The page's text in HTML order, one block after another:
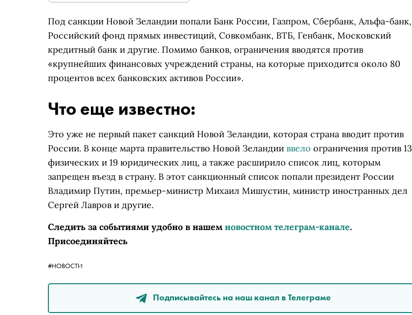
Под санкции Новой Зеландии попали Банк России, Газпром, Сбербанк, Альфа-банк,
Российский фонд прямых инвестиций, Совкомбанк, ВТБ, Генбанк, Московский
кредитный банк и другие. Помимо банков, ограничения вводятся против
«крупнейших финансовых учреждений страны, на которые приходится около 80
процентов всех банковских активов России».
Что еще известно:
Это уже не первый пакет санкций Новой Зеландии, которая страна вводит против
России. В конце марта правительство Новой Зеландии ввело ограничения против 13
физических и 19 юридических лиц, а также расширило список лиц, которым
запрещен въезд в страну. В этот санкционный список попали президент России
Владимир Путин, премьер-министр Михаил Мишустин, министр иностранных дел
Сергей Лавров и другие.
Следить за событиями удобно в нашем новостном телеграм-канале.
Присоединяйтесь
#НОВОСТИ
Подписывайтесь на наш канал в Телеграме